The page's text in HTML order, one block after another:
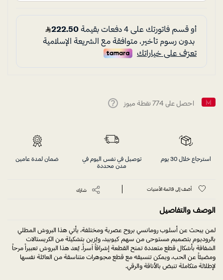
احصل على 774 نقطة ميوز
استرجاع خلال 30 يوم
توصيل في نفس اليوم في
مدن محددة
ضمان لمدة عامين
أضف إلى قائمة الأمنيات شارك
الوصف والتفاصيل
لمن يبحث عن أسلوب رومانسي بروح عصرية ومختلفة، يأتي هذا البروش المطلي
بالروديوم بتصميم مستوحى من سهم كيوبيد، ويُزين بتشكيلة من الكريستالات
الشفافة بأشكال قطع متعددة تمنح القطعة إشراقاً آسراً. يُعد هذا البروش تعبيراً مرحاً
ومضيئاً عن الحب، ويمكن تنسيقه مع قطع مجوهرات متناسقة من العائلة نفسها
لإطلالة متكاملة تنبض بالأناقة والرقي.